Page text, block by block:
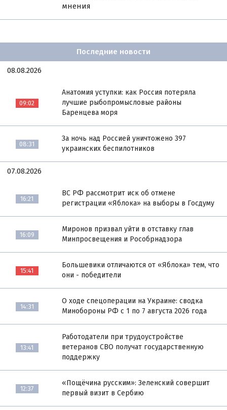
мнения
Последние новости
08.08.2026
09:02
Анатомия уступки: как Россия потеряла
лучшие рыбопромысловые районы
Баренцева моря
08:31
За ночь над Россией уничтожено 397
украинских беспилотников
07.08.2026
16:21
ВС РФ рассмотрит иск об отмене
регистрации «Яблока» на выборы в Госдуму
16:09
Миронов призвал уйти в отставку глав
Минпросвещения и Рособрнадзора
15:41
Большевики отличаются от «Яблока» тем, что
они - победители
14:31
О ходе спецоперации на Украине: сводка
Минобороны РФ с 1 по 7 августа 2026 года
13:41
Работодатели при трудоустройстве
ветеранов СВО получат государственную
поддержку
12:37
«Пощёчина русским»: Зеленский совершит
первый визит в Сербию